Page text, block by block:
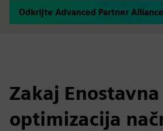
Odkrijte Advanced Partner Alliance
Zakaj Enostavna
optimizacija